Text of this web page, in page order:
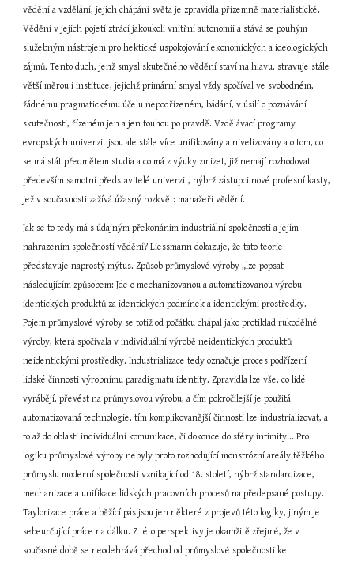
vědění a vzdělání, jejich chápání světa je zpravidla přízemně materialistické.
Vědění v jejich pojetí ztrácí jakoukoli vnitřní autonomii a stává se pouhým
služebným nástrojem pro hektické uspokojování ekonomických a ideologických
zájmů. Tento duch, jenž smysl skutečného vědění staví na hlavu, stravuje stále
větší měrou i instituce, jejichž primární smysl vždy spočíval ve svobodném,
žádnému pragmatickému účelu nepodřízeném, bádání, v úsilí o poznávání
skutečnosti, řízeném jen a jen touhou po pravdě. Vzdělávací programy
evropských univerzit jsou ale stále více unifikovány a nivelizovány a o tom, co
se má stát předmětem studia a co má z výuky zmizet, již nemají rozhodovat
především samotní představitelé univerzit, nýbrž zástupci nové profesní kasty,
jež v současnosti zažívá úžasný rozkvět: manažeři vědění.
Jak se to tedy má s údajným překonáním industriální společnosti a jejím
nahrazením společností vědění? Liessmann dokazuje, že tato teorie
představuje naprostý mýtus. Způsob průmyslové výroby „lze popsat
následujícím způsobem: Jde o mechanizovanou a automatizovanou výrobu
identických produktů za identických podmínek a identickými prostředky.
Pojem průmyslové výroby se totiž od počátku chápal jako protiklad rukodělné
výroby, která spočívala v individuální výrobě neidentických produktů
neidentickými prostředky. Industrializace tedy označuje proces podřízení
lidské činnosti výrobnímu paradigmatu identity. Zpravidla lze vše, co lidé
vyrábějí, převést na průmyslovou výrobu, a čím pokročilejší je použitá
automatizovaná technologie, tím komplikovanější činnosti lze industrializovat, a
to až do oblasti individuální komunikace, či dokonce do sféry intimity... Pro
logiku průmyslové výroby nebyly proto rozhodující monstrózní areály těžkého
průmyslu moderní společnosti vznikající od 18. století, nýbrž standardizace,
mechanizace a unifikace lidských pracovních procesů na předepsané postupy.
Taylorizace práce a běžící pás jsou jen některé z projevů této logiky, jiným je
sebeurčující práce na dálku. Z této perspektivy je okamžitě zřejmé, že v
současné době se neodehrává přechod od průmyslové společnosti ke